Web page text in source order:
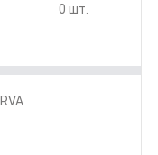
0 шт.